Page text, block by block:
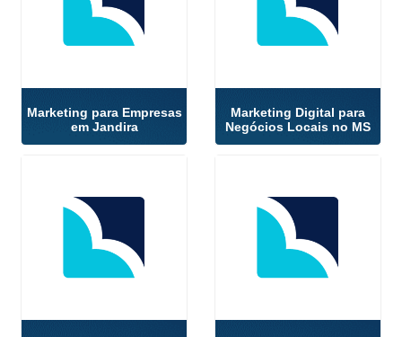
Marketing para Empresas
em Jandira
Marketing Digital para
Negócios Locais no MS